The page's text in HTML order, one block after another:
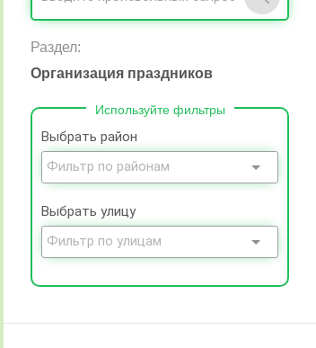
Раздел:
Организация праздников
Используйте фильтры
Выбрать район
Выбрать улицу